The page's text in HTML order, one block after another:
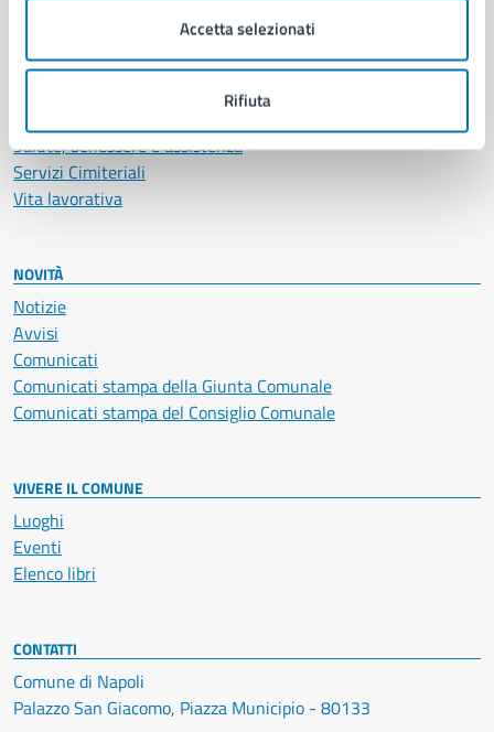
Accetta selezionati
Rifiuta
Documenti e certificati
Educazione e formazione
Giustizia e sicurezza pubblica
Salute, benessere e assistenza
Servizi Cimiteriali
Vita lavorativa
NOVITÀ
Notizie
Avvisi
Comunicati
Comunicati stampa della Giunta Comunale
Comunicati stampa del Consiglio Comunale
VIVERE IL COMUNE
Luoghi
Eventi
Elenco libri
CONTATTI
Comune di Napoli
Palazzo San Giacomo, Piazza Municipio - 80133